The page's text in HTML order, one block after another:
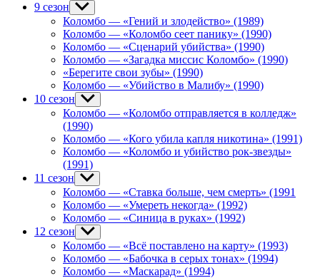
9 сезон Show
sub
menu
Коломбо — «Гений и злодейство» (1989)
Коломбо — «Коломбо сеет панику» (1990)
Коломбо — «Сценарий убийства» (1990)
Коломбо — «Загадка миссис Коломбо» (1990)
«Берегите свои зубы» (1990)
Коломбо — «Убийство в Малибу» (1990)
10 сезон Show
sub
menu
Коломбо — «Коломбо отправляется в колледж»
(1990)
Коломбо — «Кого убила капля никотина» (1991)
Коломбо — «Коломбо и убийство рок-звезды»
(1991)
11 сезон Show
sub
menu
Коломбо — «Ставка больше, чем смерть» (1991
Коломбо — «Умереть некогда» (1992)
Коломбо — «Синица в руках» (1992)
12 сезон Show
sub
menu
Коломбо — «Всё поставлено на карту» (1993)
Коломбо — «Бабочка в серых тонах» (1994)
Коломбо — «Маскарад» (1994)